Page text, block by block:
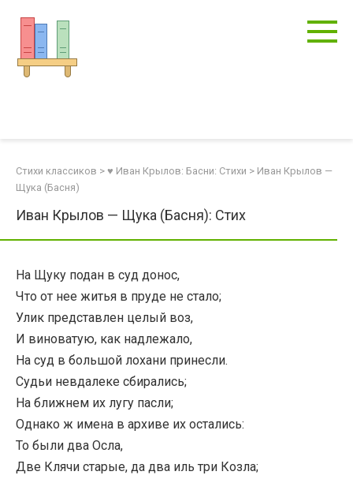
контенту
Стихи классиков > ♥ Иван Крылов: Басни: Стихи > Иван Крылов —
Щука (Басня)
Иван Крылов — Щука (Басня): Стих
На Щуку подан в суд донос,
Что от нее житья в пруде не стало;
Улик представлен целый воз,
И виноватую, как надлежало,
На суд в большой лохани принесли.
Судьи невдалеке сбирались;
На ближнем их лугу пасли;
Однако ж имена в архиве их остались:
То были два Осла,
Две Клячи старые, да два иль три Козла;